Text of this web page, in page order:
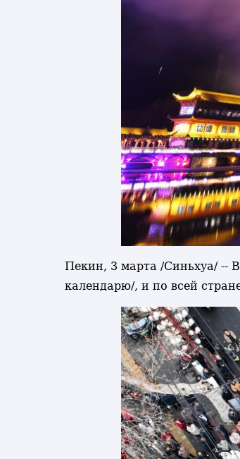
Пекин, 3 марта /Синьхуа/ --
календарю/, и по всей